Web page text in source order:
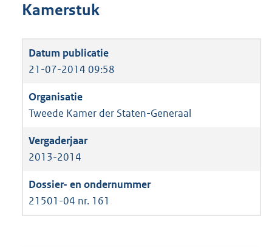
Kamerstuk
21-07-2014 09:58
Tweede Kamer der Staten-Generaal
2013-2014
21501-04 nr. 161